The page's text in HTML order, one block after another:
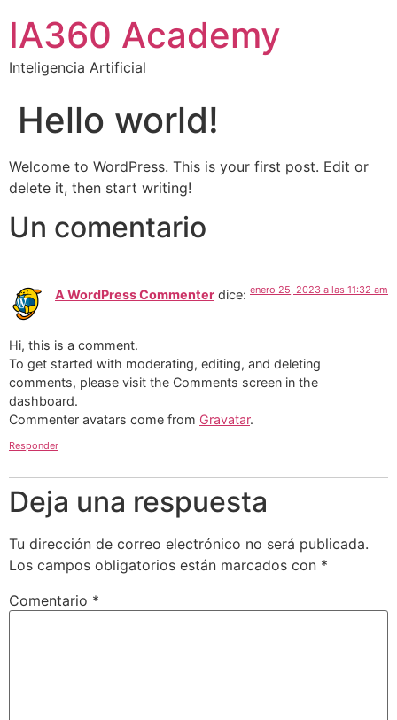
IA360 Academy
Inteligencia Artificial
Hello world!
Welcome to WordPress. This is your first post. Edit or
delete it, then start writing!
Un comentario
A WordPress Commenter dice: enero 25, 2023 a las 11:32 am
Hi, this is a comment.
To get started with moderating, editing, and deleting
comments, please visit the Comments screen in the
dashboard.
Commenter avatars come from Gravatar.
Responder
Deja una respuesta
Tu dirección de correo electrónico no será publicada.
Los campos obligatorios están marcados con *
Comentario *